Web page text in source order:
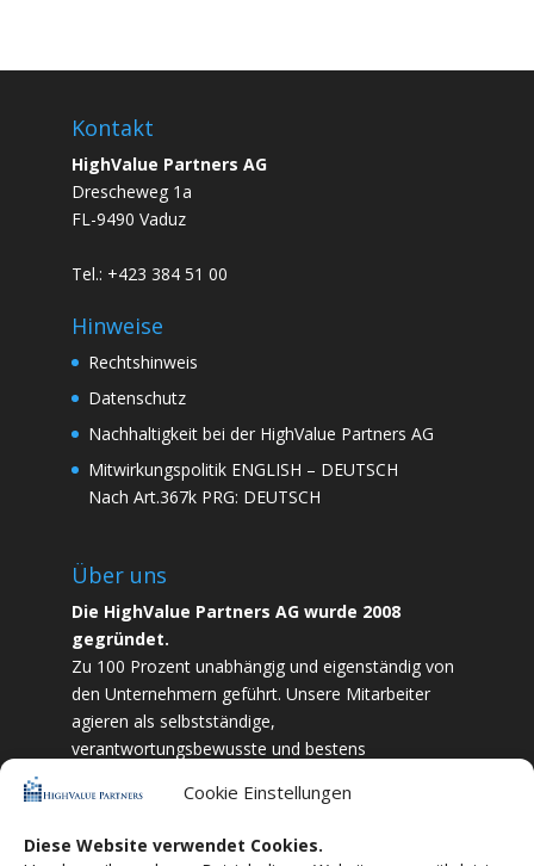
Cookie Einstellungen
Diese Website verwendet Cookies.
Kontakt
HighValue Partners AG
Drescheweg 1a
FL-9490 Vaduz
Tel.: +423 384 51 00
Hinweise
Rechtshinweis
Datenschutz
Nachhaltigkeit bei der HighValue Partners AG
Mitwirkungspolitik ENGLISH – DEUTSCH
Nach Art.367k PRG: DEUTSCH
Über uns
Die HighValue Partners AG wurde 2008
gegründet.
Zu 100 Prozent unabhängig und eigenständig von
den Unternehmern geführt. Unsere Mitarbeiter
agieren als selbstständige,
verantwortungsbewusste und bestens
und Zielstrebigkeit sind wir bestrebt das